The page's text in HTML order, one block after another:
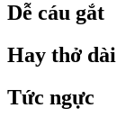
Dễ cáu gắt
Hay thở dài
Tức ngực